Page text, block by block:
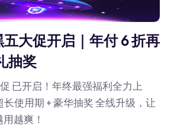
大促开启｜年付 6 折再
抽奖
已开启！年终最强福利全力上
长使用期 + 豪华抽奖 全线升级，让
越爽！